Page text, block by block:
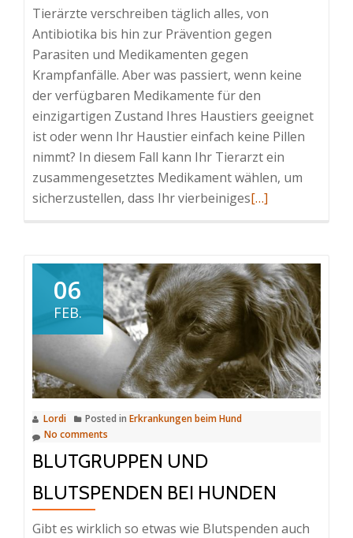
Tierärzte verschreiben täglich alles, von
Antibiotika bis hin zur Prävention gegen
Parasiten und Medikamenten gegen
Krampfanfälle. Aber was passiert, wenn keine
der verfügbaren Medikamente für den
einzigartigen Zustand Ihres Haustiers geeignet
ist oder wenn Ihr Haustier einfach keine Pillen
nimmt? In diesem Fall kann Ihr Tierarzt ein
zusammengesetztes Medikament wählen, um
sicherzustellen, dass Ihr vierbeinigesRead
sind
Medikamente?
[…]
06
FEB.
Lordi Posted in Erkrankungen beim Hund
No comments
BLUTGRUPPEN UND
BLUTSPENDEN BEI HUNDEN
Gibt es wirklich so etwas wie Blutspenden auch